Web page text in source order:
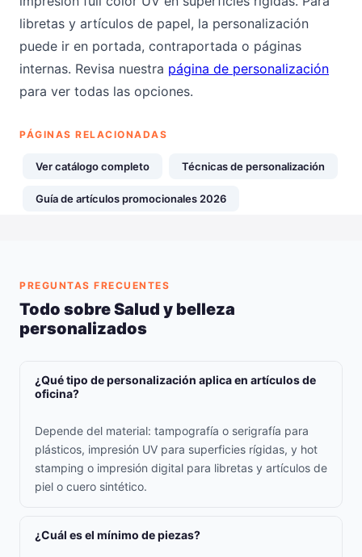
libretas y artículos de papel, la personalización
puede ir en portada, contraportada o páginas
internas. Revisa nuestra página de personalización
para ver todas las opciones.
PÁGINAS RELACIONADAS
Ver catálogo completo Técnicas de personalización
Guía de artículos promocionales 2026
PREGUNTAS FRECUENTES
Todo sobre Salud y belleza
personalizados
¿Qué tipo de personalización aplica en artículos de
oficina?
Depende del material: tampografía o serigrafía para
plásticos, impresión UV para superficies rígidas, y hot
stamping o impresión digital para libretas y artículos de
piel o cuero sintético.
¿Cuál es el mínimo de piezas?